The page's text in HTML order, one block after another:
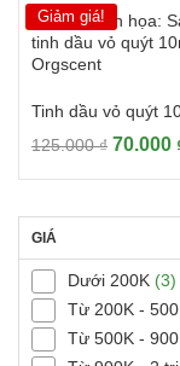
là:
375.000
Giảm giá!
Tinh dầu vỏ quýt
125.000₫ Giá
70.000
GIÁ
Dưới 200K (3)
Từ 200K -
Từ 500K -